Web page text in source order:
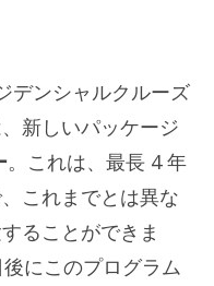
デンシャルクルーズ
新しいパッケージ
。これは、最長 4 年
これまでとは異な
ることができま
にこのプログラム